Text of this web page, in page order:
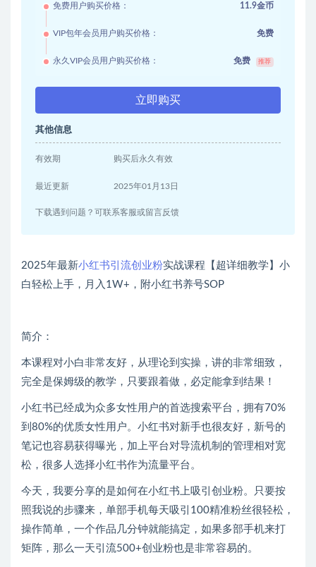
免费用户购买价格： 11.9金币
VIP包年会员用户购买价格： 免费
永久VIP会员用户购买价格： 免费 推荐
立即购买
其他信息
有效期 购买后永久有效
最近更新 2025年01月13日
下载遇到问题？可联系客服或留言反馈
2025年最新小红书引流创业粉实战课程【超详细教学】小
白轻松上手，月入1W+，附小红书养号SOP
简介：
本课程对小白非常友好，从理论到实操，讲的非常细致，
完全是保姆级的教学，只要跟着做，必定能拿到结果！
小红书已经成为众多女性用户的首选搜索平台，拥有70%
到80%的优质女性用户。小红书对新手也很友好，新号的
笔记也容易获得曝光，加上平台对导流机制的管理相对宽
松，很多人选择小红书作为流量平台。
今天，我要分享的是如何在小红书上吸引创业粉。只要按
照我说的步骤来，单部手机每天吸引100精准粉丝很轻松，
操作简单，一个作品几分钟就能搞定，如果多部手机来打
矩阵，那么一天引流500+创业粉也是非常容易的。